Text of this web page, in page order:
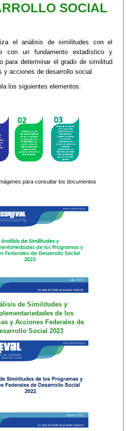
SOCIAL
el análisis de similitudes con el
con un fundamento estadístico y
para determinar el grado de similitud
y acciones de desarrollo social.
los siguientes elementos:
para consultar los documentos
de Similitudes y
de los
y Acciones Federales de
Social 2023